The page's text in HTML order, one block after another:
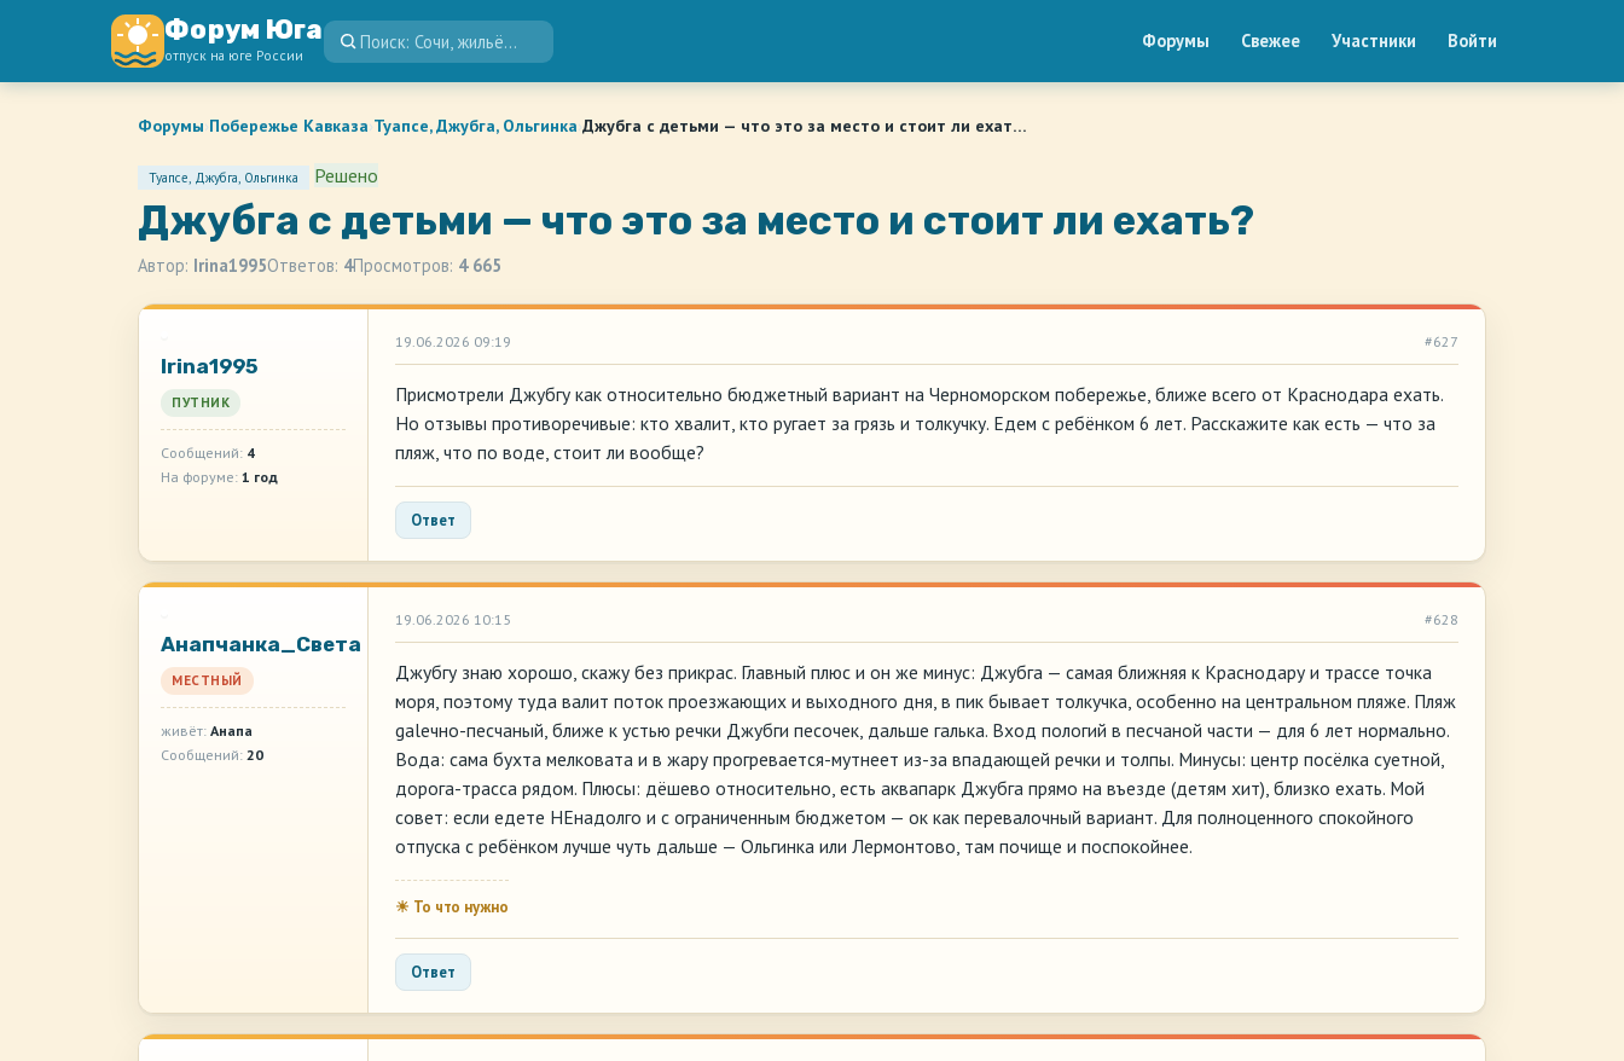
Форум Юга
отпуск на юге России
Форумы Свежее Участники Войти
Форумы›Побережье Кавказа›Туапсе, Джубга, Ольгинка›Джубга с детьми — что это за место и стоит ли ехат…
Туапсе, Джубга, Ольгинка Решено
Джубга с детьми — что это за место и стоит ли ехать?
Автор: Irina1995Ответов: 4Просмотров: 4 665
Irina1995
ПУТНИК
Сообщений: 4
На форуме: 1 год
19.06.2026 09:19 #627
Присмотрели Джубгу как относительно бюджетный вариант на Черноморском побережье, ближе всего от Краснодара ехать.
Но отзывы противоречивые: кто хвалит, кто ругает за грязь и толкучку. Едем с ребёнком 6 лет. Расскажите как есть — что за
пляж, что по воде, стоит ли вообще?
Ответ
Анапчанка_Света
МЕСТНЫЙ
живёт: Анапа
Сообщений: 20
19.06.2026 10:15 #628
Джубгу знаю хорошо, скажу без прикрас. Главный плюс и он же минус: Джубга — самая ближняя к Краснодару и трассе точка
моря, поэтому туда валит поток проезжающих и выходного дня, в пик бывает толкучка, особенно на центральном пляже. Пляж
galечно-песчаный, ближе к устью речки Джубги песочек, дальше галька. Вход пологий в песчаной части — для 6 лет нормально.
Вода: сама бухта мелковата и в жару прогревается-мутнеет из-за впадающей речки и толпы. Минусы: центр посёлка суетной,
дорога-трасса рядом. Плюсы: дёшево относительно, есть аквапарк Джубга прямо на въезде (детям хит), близко ехать. Мой
совет: если едете НЕнадолго и с ограниченным бюджетом — ок как перевалочный вариант. Для полноценного спокойного
отпуска с ребёнком лучше чуть дальше — Ольгинка или Лермонтово, там почище и поспокойнее.
☀ То что нужно
Ответ